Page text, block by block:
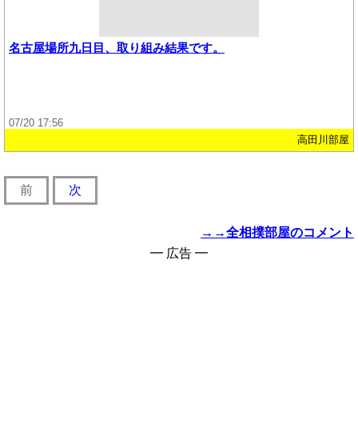
名古屋場所九日目、取り組み結果です。
07/20 17:56
高田川部屋
前 次
→→全相撲部屋のコメント
━ 広告 ━